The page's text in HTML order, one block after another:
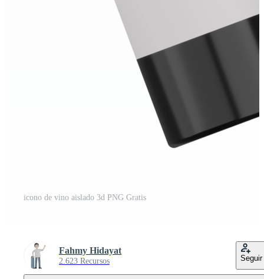
icono de vino aislado 3d PNG Gratis
Fahmy Hidayat
2.623 Recursos Seguir